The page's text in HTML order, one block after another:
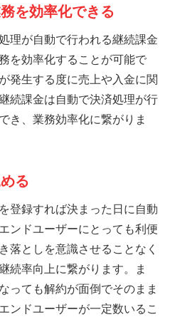
を効率化できる
理が自動で行われる継続課金
を効率化することが可能で
発生する度に売上や入金に関
続課金は自動で決済処理が行
き、業務効率化に繋がりま
る
登録すれば決まった日に自動
ンドユーザーにとっても利便
落としを意識させることなく
続率向上に繋がります。ま
っても解約が面倒でそのまま
ンドユーザーが一定数いるこ